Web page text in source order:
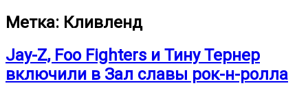
Метка: Кливленд
Jay-Z, Foo Fighters и Тину Тернер
включили в Зал славы рок-н-ролла